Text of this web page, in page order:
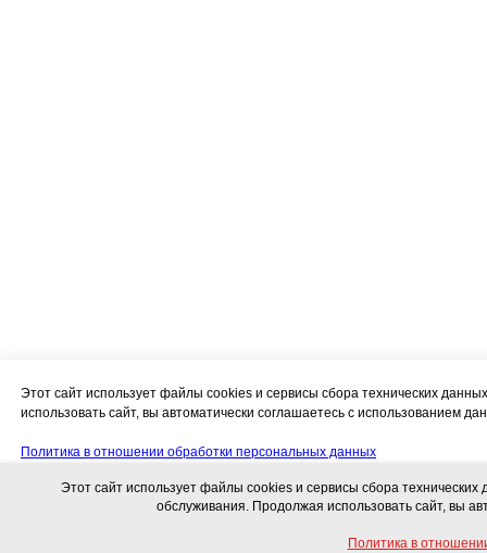
Этот сайт использует файлы cookies и сервисы сбора технических
использовать сайт, вы автоматически соглашаетесь с использованием
Политика в отношении обработки персональных данных
Соглашение об использовании сайта и использовании персональных
Этот сайт использует файлы cookies и сервисы сбора
обслуживания. Продолжая использовать сайт, вы
Политика в